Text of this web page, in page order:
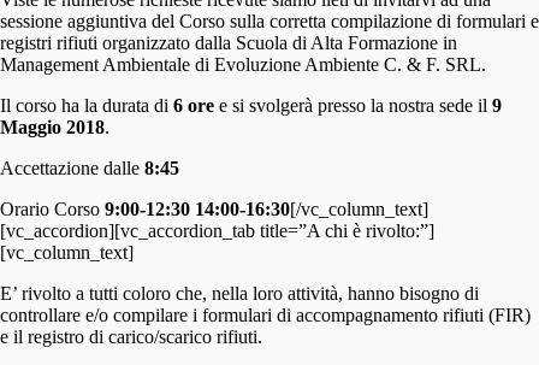
sessione aggiuntiva del Corso sulla corretta compilazione di formulari e
registri rifiuti organizzato dalla Scuola di Alta Formazione in
Management Ambientale di Evoluzione Ambiente C. & F. SRL.
Il corso ha la durata di 6 ore e si svolgerà presso la nostra sede il 9
Maggio 2018.
Accettazione dalle 8:45
Orario Corso 9:00-12:30 14:00-16:30[/vc_column_text]
[vc_accordion][vc_accordion_tab title=”A chi è rivolto:”]
[vc_column_text]
E’ rivolto a tutti coloro che, nella loro attività, hanno bisogno di
controllare e/o compilare i formulari di accompagnamento rifiuti (FIR)
e il registro di carico/scarico rifiuti.